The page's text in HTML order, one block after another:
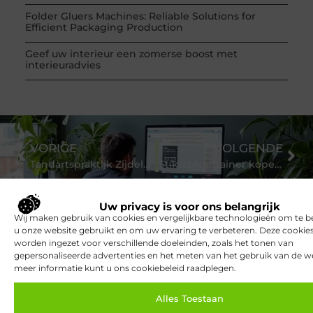
Uw privacy is voor ons belangrijk
Wij maken gebruik van cookies en vergelijkbare technologieën om te
u onze website gebruikt en om uw ervaring te verbeteren. Deze
worden ingezet voor verschillende doeleinden, zoals het tonen van
gepersonaliseerde advertenties en het meten van het gebruik van de
meer informatie kunt u ons cookiebeleid raadplegen.
Alles Toestaan
Folder Gluers Machines: Reliable Solutions for
Efficient Packaging Production
Geef uw interieur een zomerse boost met
interieuradvies
Bekijk meer informatie over
VORIGE
Tandartspraktijk Zijdelwaard: Uw Tandheelkundige Partner in De Kwakel
VOLGENDE
Stikstofcontainer kopen voor veilig transport